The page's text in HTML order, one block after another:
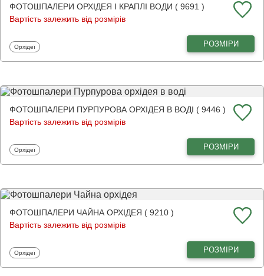
ФОТОШПАЛЕРИ ОРХІДЕЯ І КРАПЛІ ВОДИ ( 9691 )
Вартість залежить від розмірів
Фотошпалери
Орхідеї РОЗМІРИ
ФОТОШПАЛЕРИ ПУРПУРОВА ОРХІДЕЯ В ВОДІ ( 9446 )
Вартість залежить від розмірів
Фотошпалери
Орхідеї РОЗМІРИ
ФОТОШПАЛЕРИ ЧАЙНА ОРХІДЕЯ ( 9210 )
Вартість залежить від розмірів
Фотошпалери
Орхідеї РОЗМІРИ